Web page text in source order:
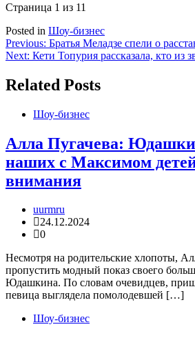
Страница 1 из 11
Posted in Шоу-бизнес
Навигация
по
записям
Previous: Братья Меладзе спели о
Next: Кети Топурия рассказала, кто из
Related Posts
Шоу-бизнес
Алла Пугачева:
наших с Максимом
внимания
uurmru
24.12.2024
0
Несмотря на родительские хлопоты,
пропустить модный показ своего
Юдашкина. По словам очевидцев,
певица выглядела помолодевшей […]
Шоу-бизнес